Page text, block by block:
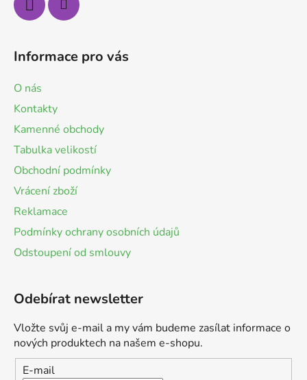
Informace pro vás
O nás
Kontakty
Kamenné obchody
Tabulka velikostí
Obchodní podmínky
Vrácení zboží
Reklamace
Podmínky ochrany osobních údajů
Odstoupení od smlouvy
Odebírat newsletter
Vložte svůj e-mail a my vám budeme zasílat informace o
nových produktech na našem e-shopu.
E-mail